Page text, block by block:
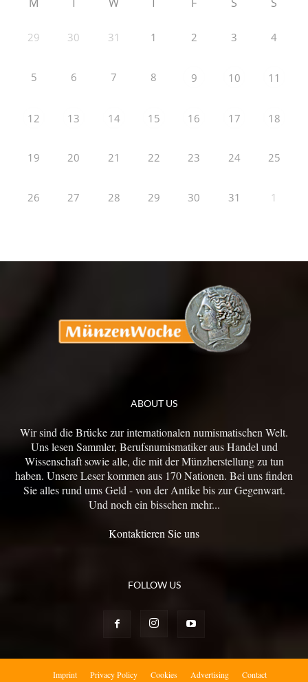
29 30 31 1 2 3 4
5 6 7 8 9 10 11
12 13 14 15 16 17 18
19 20 21 22 23 24 25
26 27 28 29 30 31 1
ABOUT US
Wir sind die Brücke zur internationalen numismatischen Welt.
Uns lesen Sammler, Berufsnumismatiker aus Handel und
Wissenschaft sowie alle, die mit der Münzherstellung zu tun
haben. Unsere Leser kommen aus 170 Nationen. Bei uns finden
Sie alles rund ums Geld - von der Antike bis zur Gegenwart.
Und noch ein bisschen mehr...
Kontaktieren Sie uns
FOLLOW US
Imprint Privacy Policy Cookies Advertising Contact